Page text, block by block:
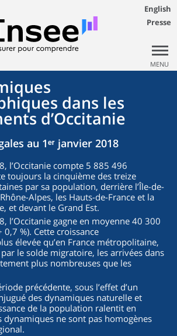
English
Presse
MENU
dans les
d’Occitanie
au 1ᵉʳ janvier 2018
l’Occitanie compte 5 885 496
toujours la cinquième des treize
par sa population, derrière l’Île-de-
Alpes, les Hauts-de-France et la
et devant le Grand Est.
l’Occitanie gagne en moyenne 40 300
%). Cette croissance
élevée qu’en France métropolitaine,
le solde migratoire, les arrivées dans
plus nombreuses que les
précédente, sous l’effet d’un
des dynamiques naturelle et
de la population ralentit en
dynamiques ne sont pas homogènes